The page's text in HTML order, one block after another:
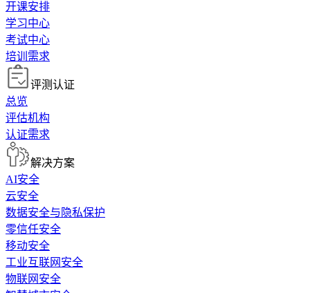
开课安排
学习中心
考试中心
培训需求
评测认证
总览
评估机构
认证需求
解决方案
AI安全
云安全
数据安全与隐私保护
零信任安全
移动安全
工业互联网安全
物联网安全